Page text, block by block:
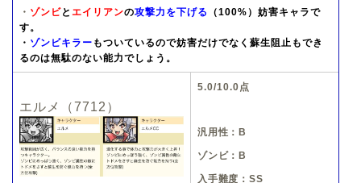
・ ゾンビと エイリアンの攻撃力を下げる （100%）妨害キャラで
す。
・ ゾンビキラー もついているので妨害だけでなく蘇生阻止もでき
るのは無駄のない能力でしょう。
エルメ（7712）
5.0/10.0点
汎用性：B
ゾンビ：B
入手難度：SS